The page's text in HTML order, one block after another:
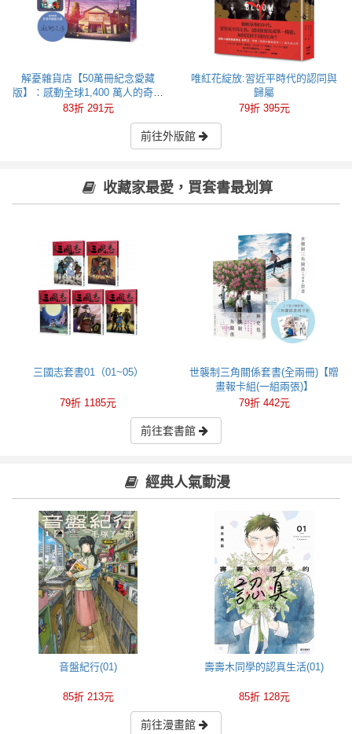
解憂雜貨店【50萬冊紀念愛藏
版】：感動全球1,400 萬人的奇蹟
之書，東野圭吾最令人感動落淚
83折 291元
唯紅花綻放:習近平時代的認同與
歸屬
79折 395元
前往外版館
收藏家最愛，買套書最划算
三國志套書01（01~05）
79折 1185元
世襲制三角關係套書(全兩冊)【贈
畫報卡組(一組兩張)】
79折 442元
前往套書館
經典人氣動漫
音盤紀行(01)
85折 213元
壽壽木同學的認真生活(01)
85折 128元
前往漫畫館